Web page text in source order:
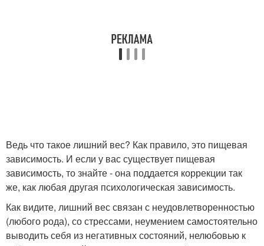
Ведь что такое лишний вес? Как правило, это пищевая
зависимость. И если у вас существует пищевая
зависимость, то знайте - она поддается коррекции так
же, как любая другая психологическая зависимость.
Как видите, лишний вес связан с неудовлетворенностью
(любого рода), со стрессами, неумением самостоятельно
выводить себя из негативных состояний, нелюбовью к